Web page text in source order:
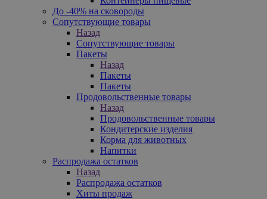
До -40% на сковороды
Сопутствующие товары
Назад
Сопутствующие товары
Пакеты
Назад
Пакеты
Пакеты
Продовольственные товары
Назад
Продовольственные товары
Кондитерские изделия
Корма для животных
Напитки
Распродажа остатков
Назад
Распродажа остатков
Хиты продаж